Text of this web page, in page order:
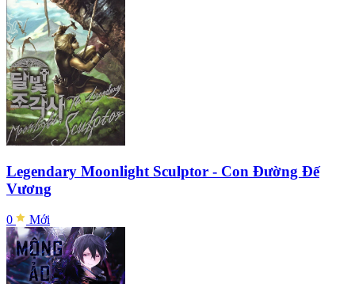
Legendary Moonlight Sculptor - Con Đường Đế
Vương
0 Mới